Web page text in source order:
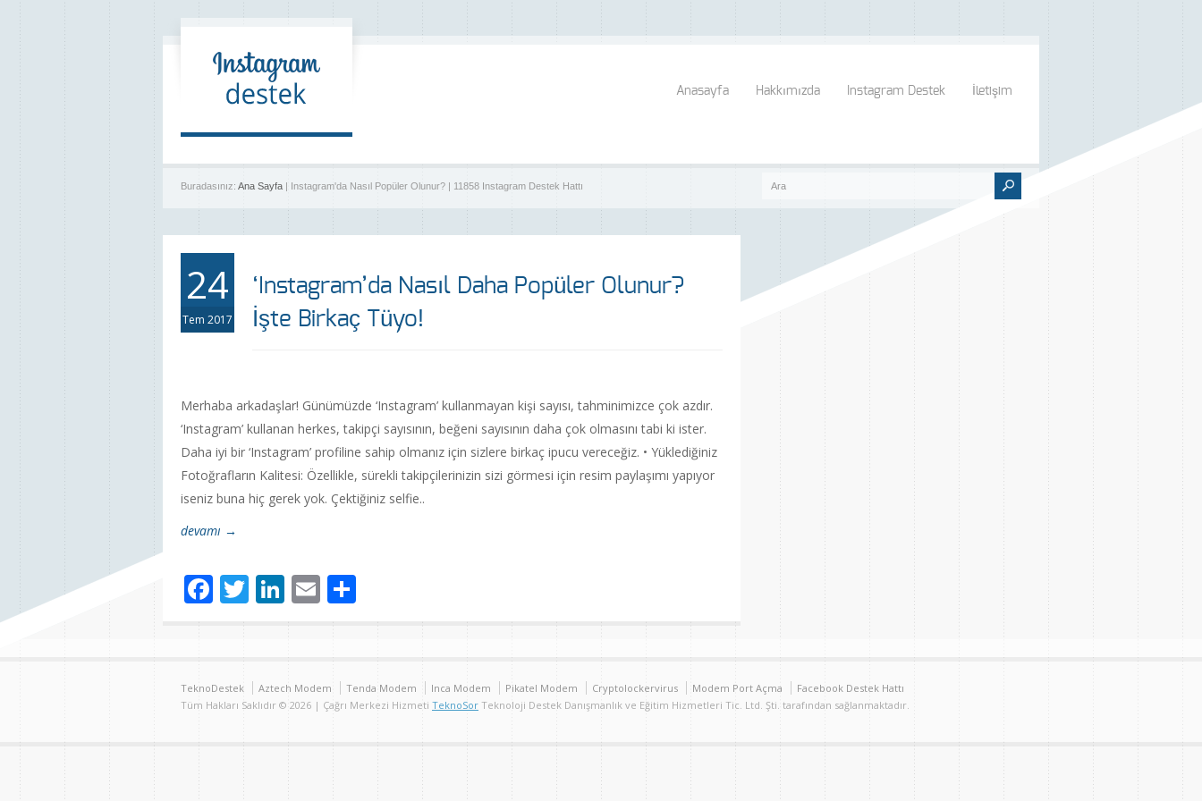
Anasayfa Hakkımızda Instagram Destek İletişim
Buradasınız: Ana Sayfa | Instagram'da Nasıl Popüler Olunur? | 11858 Instagram Destek Hattı
24
Tem 2017
‘Instagram’da Nasıl Daha Popüler Olunur?
İşte Birkaç Tüyo!
Merhaba arkadaşlar! Günümüzde ‘Instagram’ kullanmayan kişi sayısı, tahminimizce çok azdır.
‘Instagram’ kullanan herkes, takipçi sayısının, beğeni sayısının daha çok olmasını tabi ki ister.
Daha iyi bir ‘Instagram’ profiline sahip olmanız için sizlere birkaç ipucu vereceğiz. • Yüklediğiniz
Fotoğrafların Kalitesi: Özellikle, sürekli takipçilerinizin sizi görmesi için resim paylaşımı yapıyor
iseniz buna hiç gerek yok. Çektiğiniz selfie..
devamı →
Facebook
Twitter
LinkedIn
Email
TeknoDestek Aztech Modem Tenda Modem Inca Modem Pikatel Modem Cryptolockervirus Modem Port Açma
Facebook Destek Hattı
Tüm Hakları Saklıdır © 2026 | Çağrı Merkezi Hizmeti TeknoSor Teknoloji Destek Danışmanlık ve Eğitim Hizmetleri Tic. Ltd. Şti. tarafından sağlanmaktadır.